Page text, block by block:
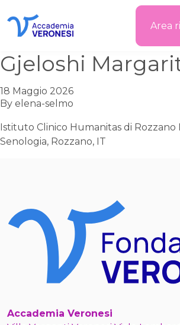
Area
Gjeloshi
18 Maggio 2026
By elena-selmo
Istituto Clinico Humanitas di Rozzano
Senologia, Rozzano, IT
Accademia Veronesi